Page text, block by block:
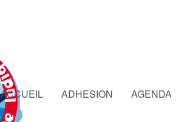
ACCUEIL ADHESION AGENDA